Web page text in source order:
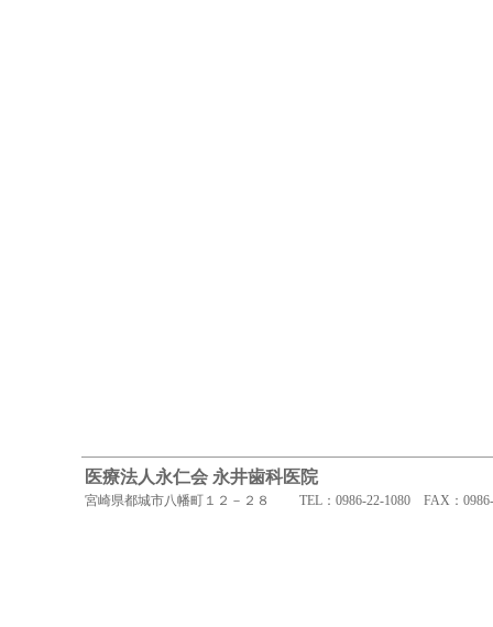
医療法人永仁会 永井歯科医院
宮崎県都城市八幡町１２－２８ TEL：0986-22-1080 FAX：0986-